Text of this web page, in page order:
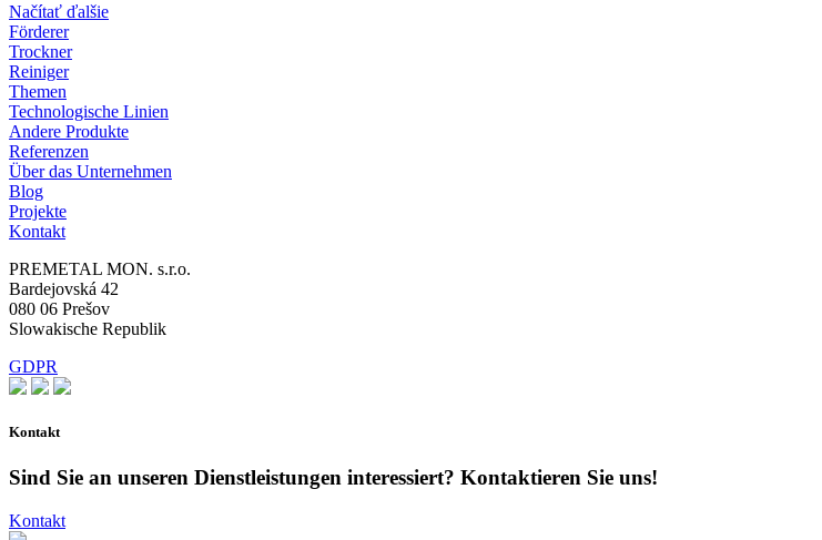
Načítať ďalšie
Förderer
Trockner
Reiniger
Themen
Technologische Linien
Andere Produkte
Referenzen
Über das Unternehmen
Blog
Projekte
Kontakt
PREMETAL MON. s.r.o.
Bardejovská 42
080 06 Prešov
Slowakische Republik
GDPR
Kontakt
Sind Sie an unseren Dienstleistungen interessiert? Kontaktieren Sie uns!
Kontakt